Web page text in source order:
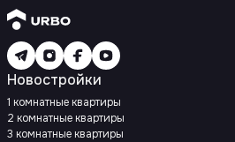
Новостройки
1 комнатные квартиры
2 комнатные квартиры
3 комнатные квартиры